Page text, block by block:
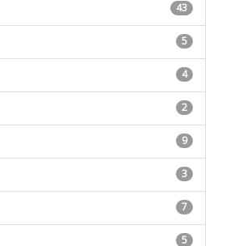
43
5
4
2
9
3
7
5